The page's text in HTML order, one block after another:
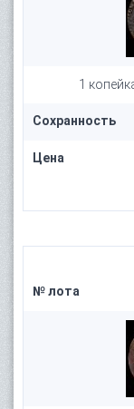
1
Сохранность
Цена
№ лота